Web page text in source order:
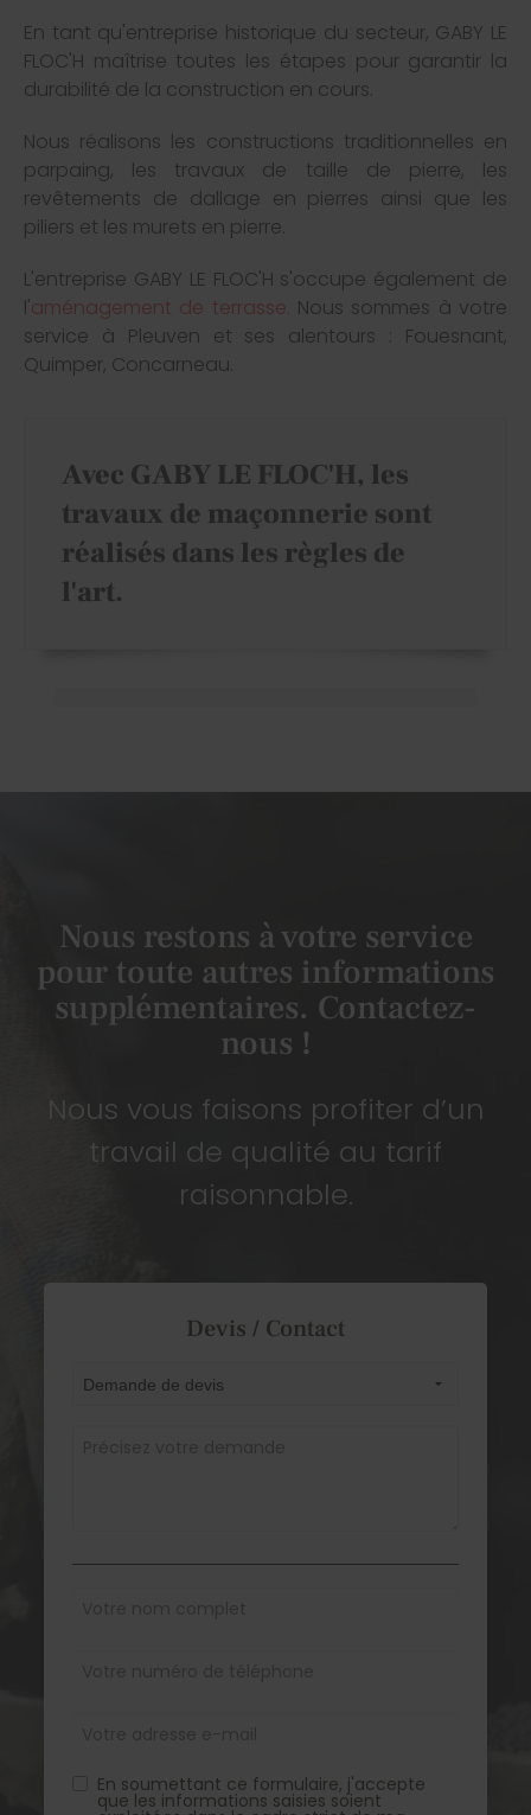
En tant qu'entreprise historique du secteur, GABY LE
FLOC'H maîtrise toutes les étapes pour garantir la
durabilité de la construction en cours.
Nous réalisons les constructions traditionnelles en
parpaing, les travaux de taille de pierre, les
revêtements de dallage en pierres ainsi que les
piliers et les murets en pierre.
L'entreprise GABY LE FLOC'H s'occupe également de
l'aménagement de terrasse. Nous sommes à votre
service à Pleuven et ses alentours : Fouesnant,
Quimper, Concarneau.
Avec GABY LE FLOC'H, les
travaux de maçonnerie sont
réalisés dans les règles de
l'art.
Nous restons à votre service
pour toute autres informations
supplémentaires. Contactez-
nous !
Nous vous faisons profiter d’un
travail de qualité au tarif
raisonnable.
Devis / Contact
En soumettant ce formulaire, j'accepte
que les informations saisies soient